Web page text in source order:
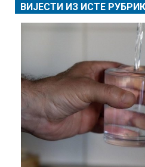
ВИЈЕСТИ ИЗ ИСТЕ